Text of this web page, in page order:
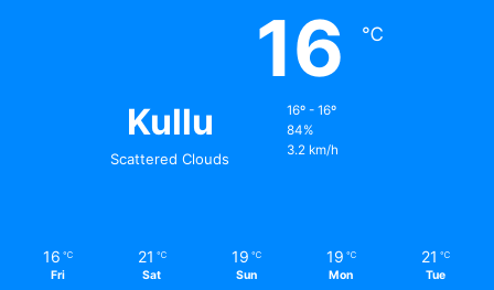
Kullu
Scattered Clouds
16 ℃
16º - 16º
84%
3.2 km/h
16 ℃
Fri
21 ℃
Sat
19 ℃
Sun
19 ℃
Mon
21 ℃
Tue